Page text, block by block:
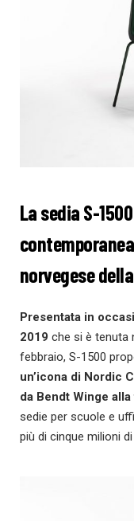
La sedia S-
norvegese
Presentata in
2019 che si è tenuta
febbraio, S-1500
un’icona di Nordic
da Bendt Winge alla
sedie per scuole e
più di cinque milioni